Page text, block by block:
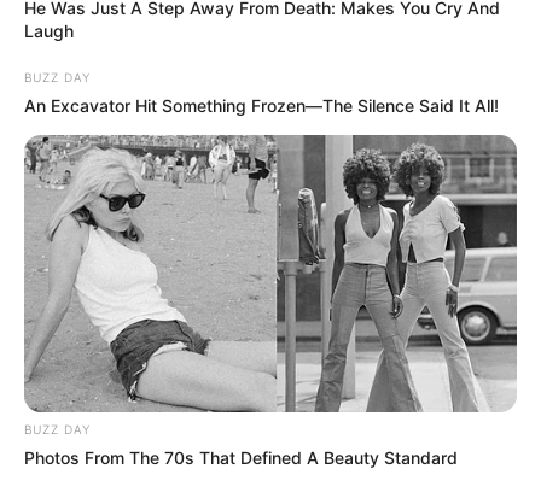
He Was Just A Step Away From Death: Makes You Cry And
Laugh
BUZZ DAY
An Excavator Hit Something Frozen—The Silence Said It All!
BUZZ DAY
Photos From The 70s That Defined A Beauty Standard